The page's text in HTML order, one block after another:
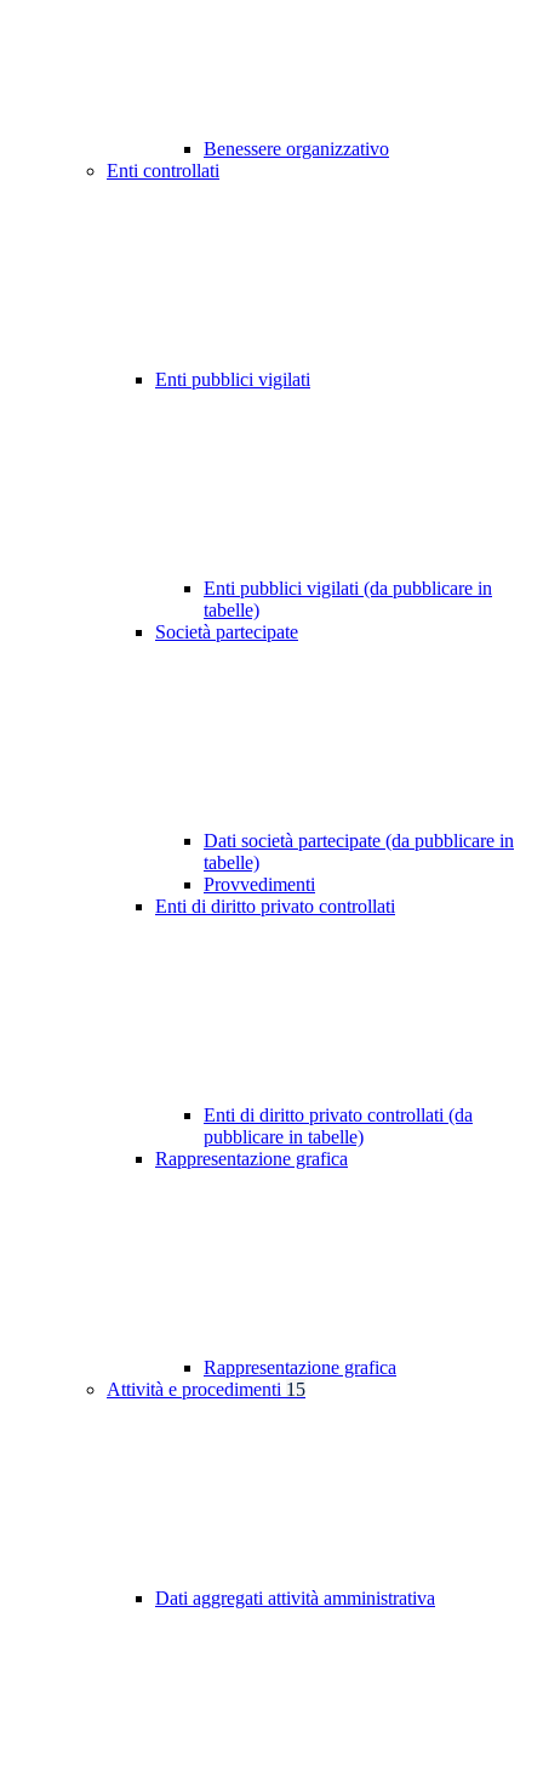
Benessere organizzativo
Enti controllati
Enti pubblici vigilati
Enti pubblici vigilati (da pubblicare in
tabelle)
Società partecipate
Dati società partecipate (da pubblicare in
tabelle)
Provvedimenti
Enti di diritto privato controllati
Enti di diritto privato controllati (da
pubblicare in tabelle)
Rappresentazione grafica
Rappresentazione grafica
Attività e procedimenti 15
Dati aggregati attività amministrativa